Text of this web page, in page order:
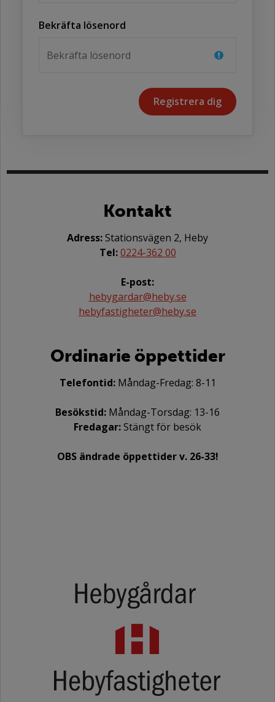
Bekräfta lösenord
Registrera dig
Kontakt
Adress:Stationsvägen 2, Heby
Tel: 0224-362 00
E-post:
hebygardar@heby.se
hebyfastigheter@heby.se
Ordinarie öppettider
Telefontid:Måndag-Fredag: 8-11
Besökstid: Måndag-Torsdag: 13-16
Fredagar:Stängt för besök
OBS ändrade öppettider v. 26-33!